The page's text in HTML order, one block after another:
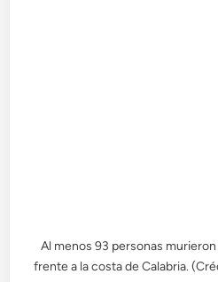
Al menos 93 personas
frente a la costa de Calabria.